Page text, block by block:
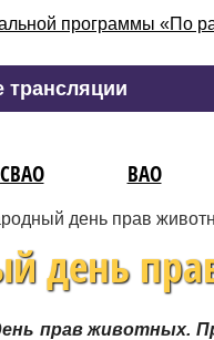
трансляции
СВАО ВАО
день прав
день
прав животных.